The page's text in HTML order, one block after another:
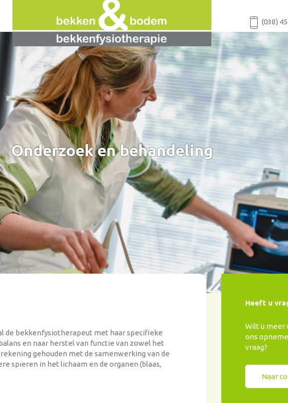
(038)
Onderzoek en behandeling
de bekkenfysiotherapeut met haar specifieke
en naar herstel van functie van zowel het
gehouden met de samenwerking van de
spieren in het lichaam en de organen (blaas,
Heeft u
Wilt u meer
ons
vraag?
Naar